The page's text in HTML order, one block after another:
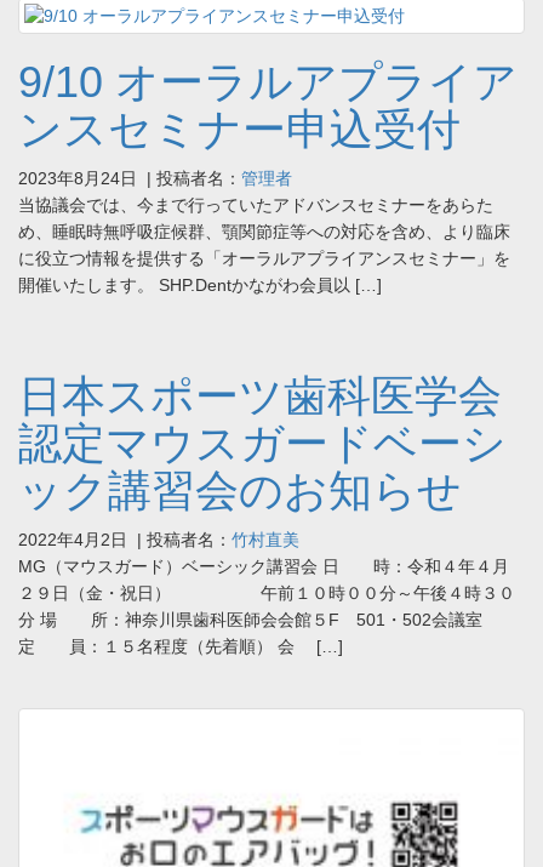
9/10 オーラルアプライア
ンスセミナー申込受付
2023年8月24日 | 投稿者名： 管理者
当協議会では、今まで行っていたアドバンスセミナーをあらた
め、睡眠時無呼吸症候群、顎関節症等への対応を含め、より臨床
に役立つ情報を提供する「オーラルアプライアンスセミナー」を
開催いたします。 SHP.Dentかながわ会員以 […]
日本スポーツ歯科医学会
認定マウスガードベーシ
ック講習会のお知らせ
2022年4月2日 | 投稿者名： 竹村直美
MG（マウスガード）ベーシック講習会 日 時：令和４年４月
２９日（金・祝日） 午前１０時００分～午後４時３０
分 場 所：神奈川県歯科医師会会館５F 501・502会議室
定 員：１５名程度（先着順） 会 […]